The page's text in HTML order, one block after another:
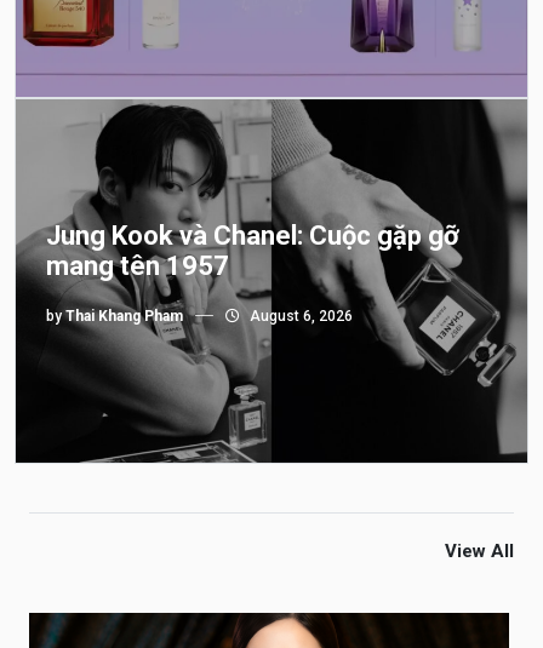
Jung Kook và Chanel: Cuộc gặp gỡ
mang tên 1957
byThai Khang Pham August 6, 2026
View All